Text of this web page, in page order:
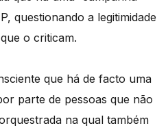
questionando a legitimidade
o criticam.
que há de facto uma
parte de pessoas que não
na qual também